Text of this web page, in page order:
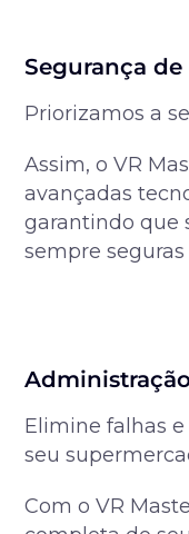
Segurança de
Priorizamos a
Assim, o VR
avançadas
garantindo que
sempre
Elimine falhas
seu
Com o VR